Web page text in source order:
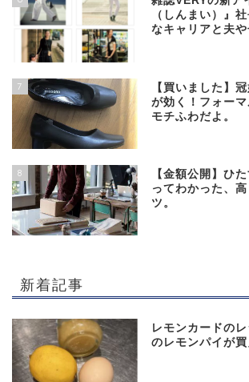
（しんまい）』
なキャリアと夫や
7
【買いました】
が効く！フォー
モチふわだよ。
8
【金額公開】ひ
ってわかった、
ツ。
新着記事
レモンカードの
のレモンパイが買